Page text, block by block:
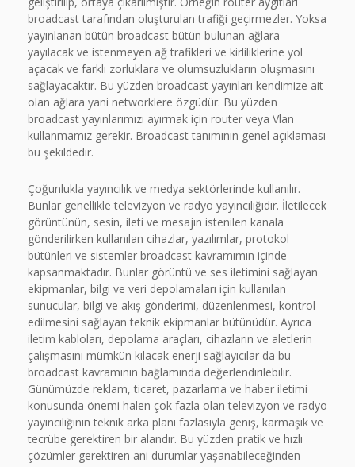
broadcast tarafından oluşturulan trafiği geçirmezler. Yoksa
yayınlanan bütün broadcast bütün bulunan ağlara
yayılacak ve istenmeyen ağ trafikleri ve kirliliklerine yol
açacak ve farklı zorluklara ve olumsuzlukların oluşmasını
sağlayacaktır. Bu yüzden broadcast yayınları kendimize ait
olan ağlara yani networklere özgüdür. Bu yüzden
broadcast yayınlarımızı ayırmak için router veya Vlan
kullanmamız gerekir. Broadcast tanımının genel açıklaması
bu şekildedir.
Çoğunlukla yayıncılık ve medya sektörlerinde kullanılır.
Bunlar genellikle televizyon ve radyo yayıncılığıdır. İletilecek
görüntünün, sesin, ileti ve mesajın istenilen kanala
gönderilirken kullanılan cihazlar, yazılımlar, protokol
bütünleri ve sistemler broadcast kavramımın içinde
kapsanmaktadır. Bunlar görüntü ve ses iletimini sağlayan
ekipmanlar, bilgi ve veri depolamaları için kullanılan
sunucular, bilgi ve akış gönderimi, düzenlenmesi, kontrol
edilmesini sağlayan teknik ekipmanlar bütünüdür. Ayrıca
iletim kabloları, depolama araçları, cihazların ve aletlerin
çalışmasını mümkün kılacak enerji sağlayıcılar da bu
broadcast kavramının bağlamında değerlendirilebilir.
Günümüzde reklam, ticaret, pazarlama ve haber iletimi
konusunda önemi halen çok fazla olan televizyon ve radyo
yayıncılığının teknik arka planı fazlasıyla geniş, karmaşık ve
tecrübe gerektiren bir alandır. Bu yüzden pratik ve hızlı
çözümler gerektiren ani durumlar yaşanabileceğinden